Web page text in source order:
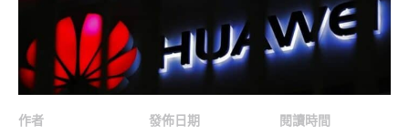
作者
發佈日期
閱讀時間